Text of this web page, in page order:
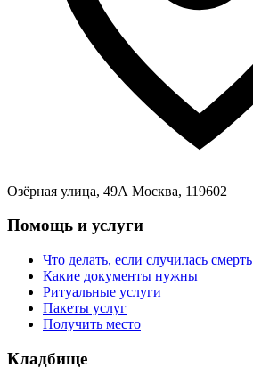
Озёрная улица, 49А Москва, 119602
Помощь и услуги
Что делать, если случилась смерть
Какие документы нужны
Ритуальные услуги
Пакеты услуг
Получить место
Кладбище